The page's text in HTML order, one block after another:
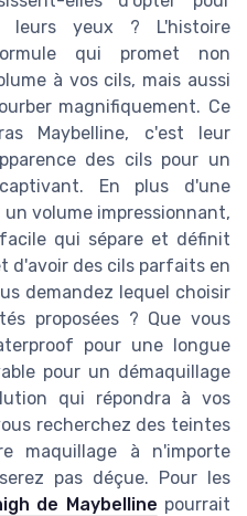
leurs yeux ? L'histoire
qui promet non
à vos cils, mais aussi
magnifiquement. Ce
Maybelline, c'est leur
des cils pour un
En plus d'une
volume impressionnant,
qui sépare et définit
d'avoir des cils parfaits en
demandez lequel choisir
proposées ? Que vous
pour une longue
pour un démaquillage
qui répondra à vos
recherchez des teintes
maquillage à n'importe
pas déçue. Pour les
de Maybelline pourrait